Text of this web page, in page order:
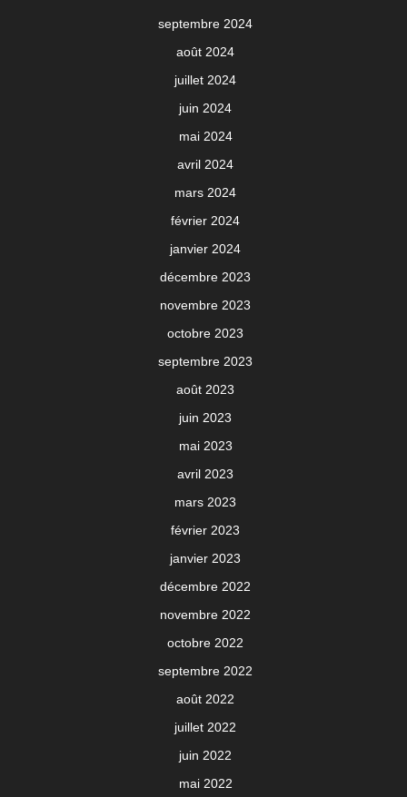
septembre 2024
août 2024
juillet 2024
juin 2024
mai 2024
avril 2024
mars 2024
février 2024
janvier 2024
décembre 2023
novembre 2023
octobre 2023
septembre 2023
août 2023
juin 2023
mai 2023
avril 2023
mars 2023
février 2023
janvier 2023
décembre 2022
novembre 2022
octobre 2022
septembre 2022
août 2022
juillet 2022
juin 2022
mai 2022